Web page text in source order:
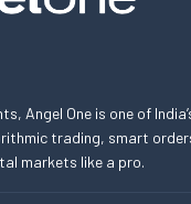
Angel One is one of
trading, smart
markets like a pro.